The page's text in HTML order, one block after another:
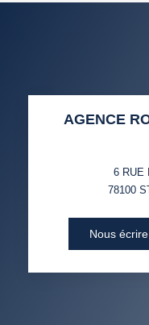
TAXE FONCIÈRE
RÉSULTATS DES LYCÉES
AGENCE
6 RUE
78100
Nous écrire